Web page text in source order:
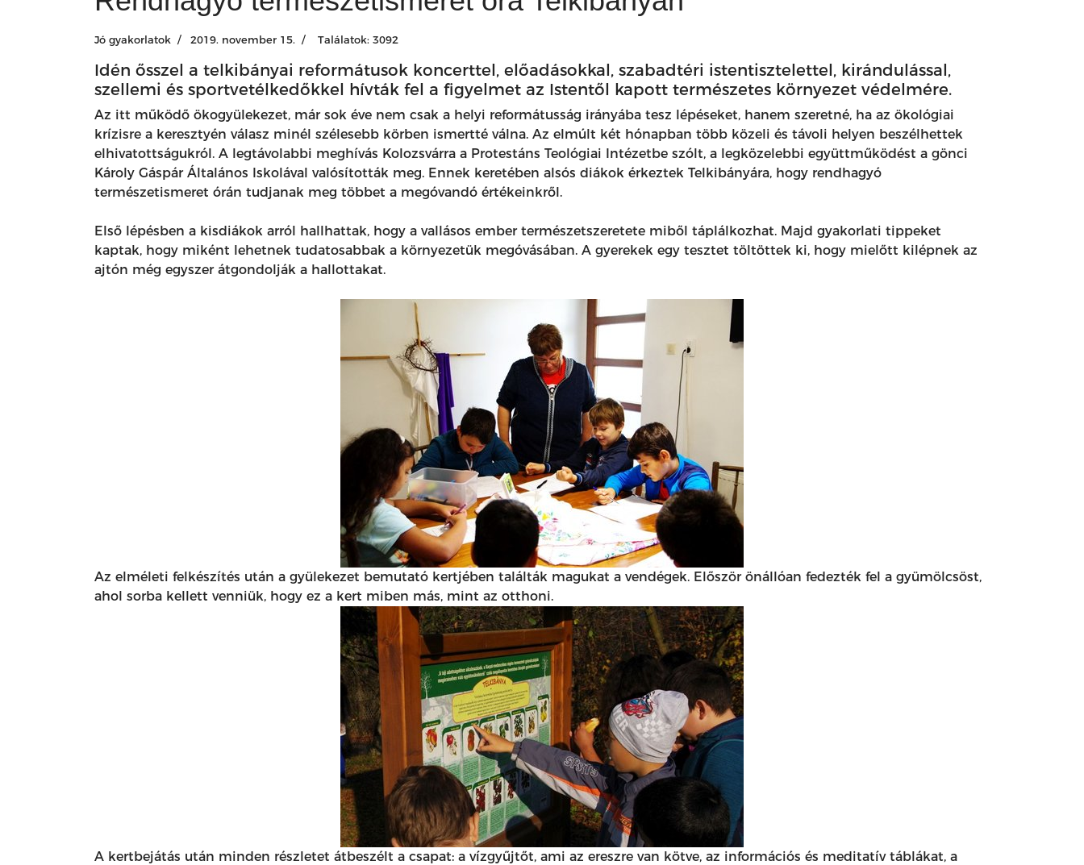
Jó gyakorlatok 2019. november 15. Találatok: 3092
Idén ősszel a telkibányai reformátusok koncerttel, előadásokkal, szabadtéri istentisztelettel, kirándulással,
szellemi és sportvetélkedőkkel hívták fel a figyelmet az Istentől kapott természetes környezet védelmére.
Az itt működő ökogyülekezet, már sok éve nem csak a helyi reformátusság irányába tesz lépéseket, hanem szeretné, ha az ökológiai
krízisre a keresztyén válasz minél szélesebb körben ismertté válna. Az elmúlt két hónapban több közeli és távoli helyen beszélhettek
elhivatottságukról. A legtávolabbi meghívás Kolozsvárra a Protestáns Teológiai Intézetbe szólt, a legközelebbi együttműködést a gönci
Károly Gáspár Általános Iskolával valósították meg. Ennek keretében alsós diákok érkeztek Telkibányára, hogy rendhagyó
természetismeret órán tudjanak meg többet a megóvandó értékeinkről.
Első lépésben a kisdiákok arról hallhattak, hogy a vallásos ember természetszeretete miből táplálkozhat. Majd gyakorlati tippeket
kaptak, hogy miként lehetnek tudatosabbak a környezetük megóvásában. A gyerekek egy tesztet töltöttek ki, hogy mielőtt kilépnek az
ajtón még egyszer átgondolják a hallottakat.
Az elméleti felkészítés után a gyülekezet bemutató kertjében találták magukat a vendégek. Először önállóan fedezték fel a gyümölcsöst,
ahol sorba kellett venniük, hogy ez a kert miben más, mint az otthoni.
A kertbejátás után minden részletet átbeszélt a csapat: a vízgyűjtőt, ami az ereszre van kötve, az információs és meditatív táblákat, a